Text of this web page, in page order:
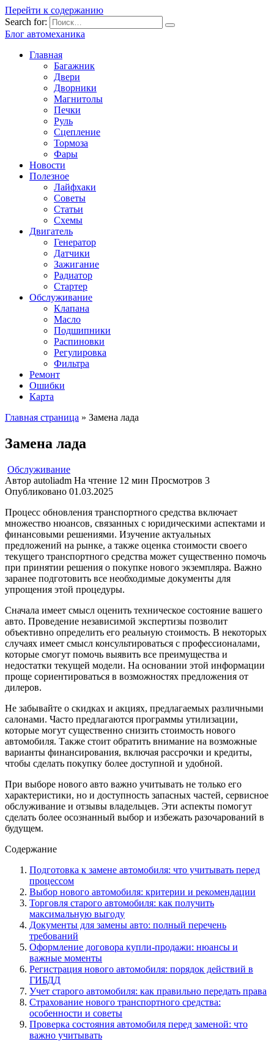
Перейти к содержанию
Search for:
Блог автомеханика
Главная
Багажник
Двери
Дворники
Магнитолы
Печки
Руль
Сцепление
Тормоза
Фары
Новости
Полезное
Лайфхаки
Советы
Статьи
Схемы
Двигатель
Генератор
Датчики
Зажигание
Радиатор
Стартер
Обслуживание
Клапана
Масло
Подшипники
Распиновки
Регулировка
Фильтра
Ремонт
Ошибки
Карта
Главная страница » Замена лада
Замена лада
Обслуживание
Автор autoliadm На чтение 12 мин Просмотров 3
Опубликовано 01.03.2025
Процесс обновления транспортного средства включает
множество нюансов, связанных с юридическими аспектами и
финансовыми решениями. Изучение актуальных
предложений на рынке, а также оценка стоимости своего
текущего транспортного средства может существенно помочь
при принятии решения о покупке нового экземпляра. Важно
заранее подготовить все необходимые документы для
упрощения этой процедуры.
Сначала имеет смысл оценить техническое состояние вашего
авто. Проведение независимой экспертизы позволит
объективно определить его реальную стоимость. В некоторых
случаях имеет смысл консультироваться с профессионалами,
которые смогут помочь выявить все преимущества и
недостатки текущей модели. На основании этой информации
проще сориентироваться в возможностях предложения от
дилеров.
Не забывайте о скидках и акциях, предлагаемых различными
салонами. Часто предлагаются программы утилизации,
которые могут существенно снизить стоимость нового
автомобиля. Также стоит обратить внимание на возможные
варианты финансирования, включая рассрочки и кредиты,
чтобы сделать покупку более доступной и удобной.
При выборе нового авто важно учитывать не только его
характеристики, но и доступность запасных частей, сервисное
обслуживание и отзывы владельцев. Эти аспекты помогут
сделать более осознанный выбор и избежать разочарований в
будущем.
Содержание
Подготовка к замене автомобиля: что учитывать перед
процессом
Выбор нового автомобиля: критерии и рекомендации
Торговля старого автомобиля: как получить
максимальную выгоду
Документы для замены авто: полный перечень
требований
Оформление договора купли-продажи: нюансы и
важные моменты
Регистрация нового автомобиля: порядок действий в
ГИБДД
Учет старого автомобиля: как правильно передать права
Страхование нового транспортного средства:
особенности и советы
Проверка состояния автомобиля перед заменой: что
важно учитывать